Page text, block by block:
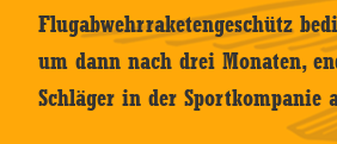
Flugabwehrraketengeschütz
um dann nach drei Monaten,
Schläger in der Sportkompanie